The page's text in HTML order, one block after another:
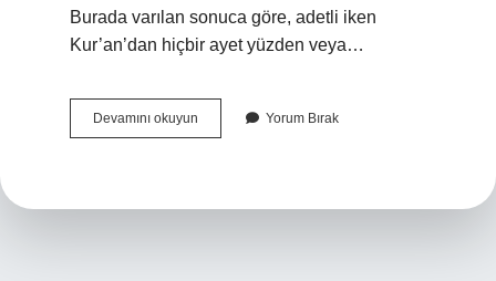
Burada varılan sonuca göre, adetli iken
Kur’an’dan hiçbir ayet yüzden veya…
Devamını okuyun Adetliyken
Ezbere
Yorum Bırak